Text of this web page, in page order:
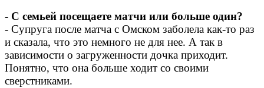
- С семьей посещаете матчи или больше один?
- Супруга после матча с Омском заболела как-то раз
и сказала, что это немного не для нее. А так в
зависимости о загруженности дочка приходит.
Понятно, что она больше ходит со своими
сверстниками.